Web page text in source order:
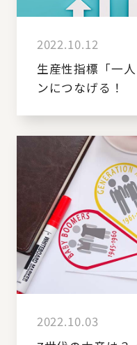
2022.10.12
生産性指標「一
ンにつなげる！
2022.10.03